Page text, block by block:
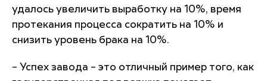
удалось увеличить выработку на 10%, время
протекания процесса сократить на 10% и
снизить уровень брака на 10%.
– Успех завода – это отличный пример того, как